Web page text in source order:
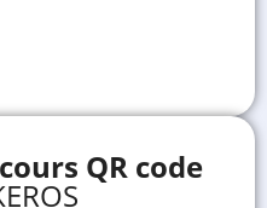
QR code